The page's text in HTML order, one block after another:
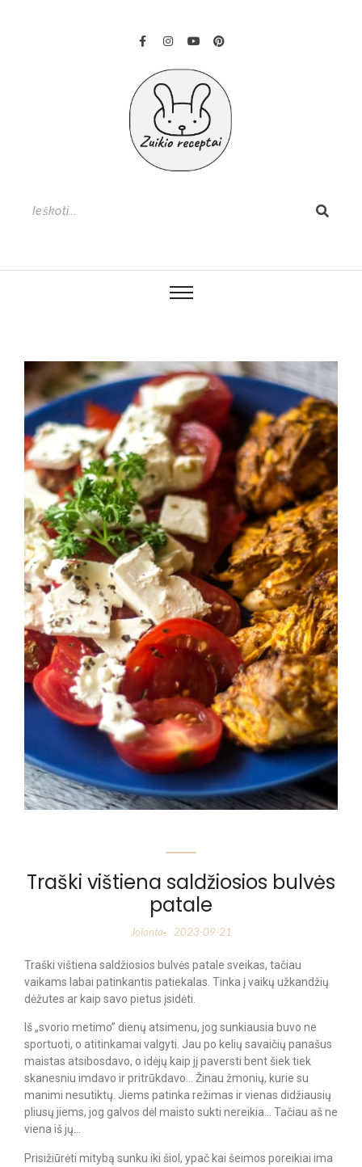
Traški vištiena saldžiosios bulvės
patale
Jolanta- 2023-09-21
Traški vištiena saldžiosios bulvės patale sveikas, tačiau
vaikams labai patinkantis patiekalas. Tinka į vaikų užkandžių
dėžutes ar kaip savo pietus įsidėti.
Iš „svorio metimo” dienų atsimenu, jog sunkiausia buvo ne
sportuoti, o atitinkamai valgyti. Jau po kelių savaičių panašus
maistas atsibosdavo, o idėjų kaip jį paversti bent šiek tiek
skanesniu imdavo ir pritrūkdavo… Žinau žmonių, kurie su
manimi nesutiktų. Jiems patinka režimas ir vienas didžiausių
pliusų jiems, jog galvos dėl maisto sukti nereikia… Tačiau aš ne
viena iš jų…
Prisižiūrėti mitybą sunku iki šiol, ypač kai šeimos poreikiai ima